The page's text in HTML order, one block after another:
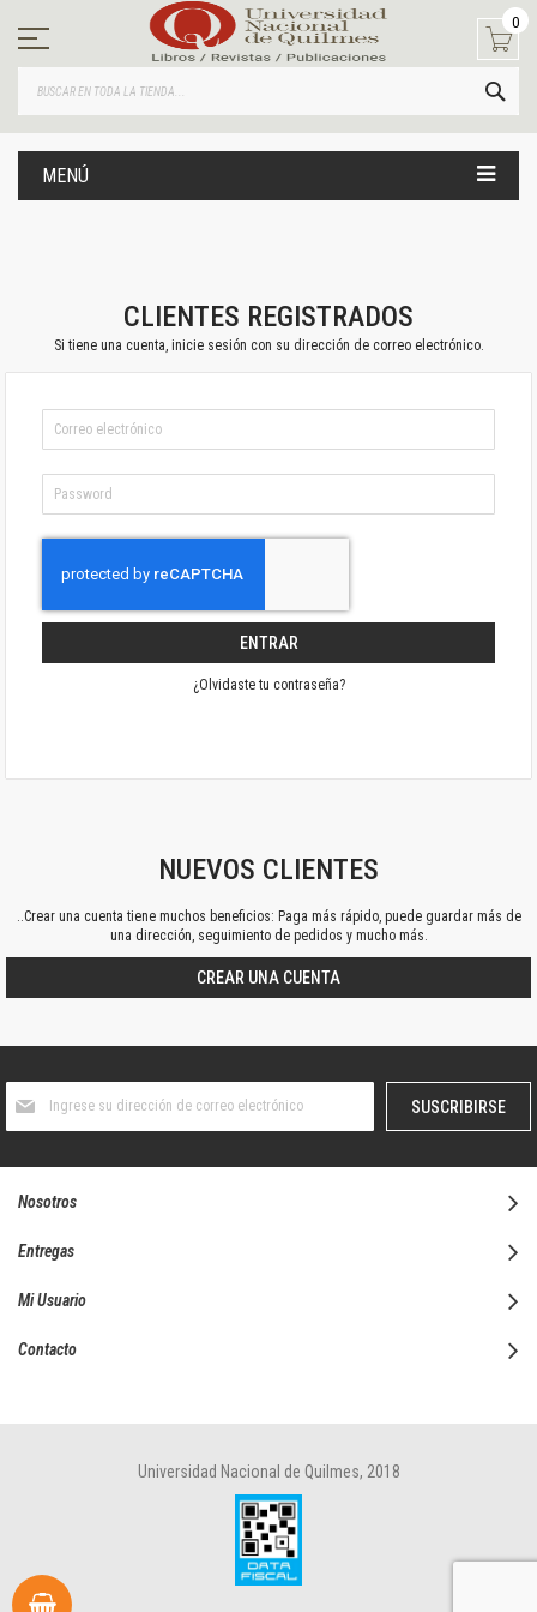
contenido
0
MENÚ
CLIENTES REGISTRADOS
Si tiene una cuenta, inicie sesión con su dirección de correo electrónico.
ENTRAR
¿Olvidaste tu contraseña?
NUEVOS CLIENTES
..Crear una cuenta tiene muchos beneficios: Paga más rápido, puede guardar más de
una dirección, seguimiento de pedidos y mucho más.
CREAR UNA CUENTA
boletín
SUSCRIBIRSE
Nosotros
Entregas
Mi Usuario
Contacto
Universidad Nacional de Quilmes, 2018